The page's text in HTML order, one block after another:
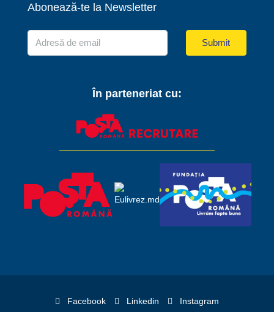
Abonează-te la Newsletter
Submit
În parteneriat cu:
Facebook Linkedin Instagram